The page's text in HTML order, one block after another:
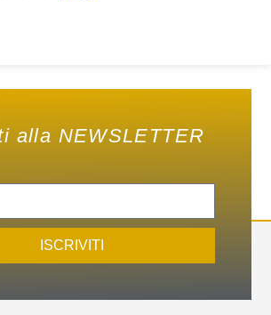
alla NEWSLETTER
ISCRIVITI